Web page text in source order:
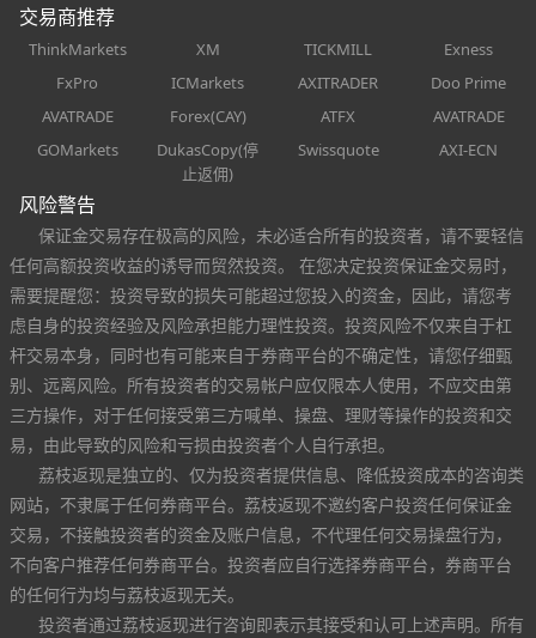
交易商推荐
ThinkMarkets XM TICKMILL
Exness
FxPro
ICMarkets AXITRADER
Doo Prime
AVATRADE
Forex(CAY) ATFX
AVATRADE
GOMarkets
DukasCopy(停
止返佣)
Swissquote AXI-ECN
风险警告
保证金交易存在极高的风险，未必适合所有的投资者，请不要轻信
任何高额投资收益的诱导而贸然投资。 在您决定投资保证金交易时，
需要提醒您：投资导致的损失可能超过您投入的资金，因此，请您考
虑自身的投资经验及风险承担能力理性投资。投资风险不仅来自于杠
杆交易本身，同时也有可能来自于券商平台的不确定性，请您仔细甄
别、远离风险。所有投资者的交易帐户应仅限本人使用，不应交由第
三方操作，对于任何接受第三方喊单、操盘、理财等操作的投资和交
易，由此导致的风险和亏损由投资者个人自行承担。
荔枝返现是独立的、仅为投资者提供信息、降低投资成本的咨询类
网站，不隶属于任何券商平台。荔枝返现不邀约客户投资任何保证金
交易，不接触投资者的资金及账户信息，不代理任何交易操盘行为，
不向客户推荐任何券商平台。投资者应自行选择券商平台，券商平台
的任何行为均与荔枝返现无关。
投资者通过荔枝返现进行咨询即表示其接受和认可上述声明。所有